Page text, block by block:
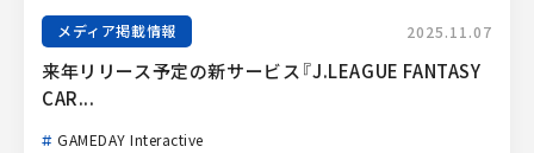
メディア掲載情報 2025.11.07
来年リリース予定の新サービス『J.LEAGUE FANTASY
CAR...
GAMEDAY Interactive